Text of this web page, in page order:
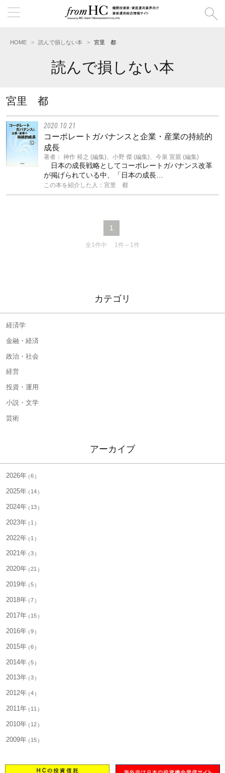
HOME 読んで損しない本 宮里 都
読んで損しない本
宮里 都
2020.10.21
コーポレートガバナンスと企業・産業の持続的
成長
著者： 神作 裕之 (編集)、小野 傑 (編集)、今泉 宣親 (編集)
日本の成長戦略としてコーポレートガバナンス改革
が掲げられている中、「日本の成長…
この本を紹介した人：宮里 都
1
全1件中 1件～1件
カテゴリ
経済学
金融・経済
政治・社会
経営
投資・運用
小説・文学
芸術
アーカイブ
2026年 6
2025年 14
2024年 13
2023年 1
2022年 1
2021年 3
2020年 21
2019年 5
2018年 7
2017年 15
2016年 9
2015年 6
2014年 5
2013年 3
2012年 4
2011年 11
2010年 12
2009年 15